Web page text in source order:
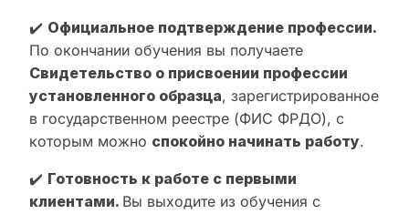
✔️ Официальное подтверждение профессии.
По окончании обучения вы получаете
Свидетельство о присвоении профессии
установленного образца, зарегистрированное
в государственном реестре (ФИС ФРДО), с
которым можно спокойно начинать работу.
✔️ Готовность к работе с первыми
клиентами. Вы выходите из обучения с